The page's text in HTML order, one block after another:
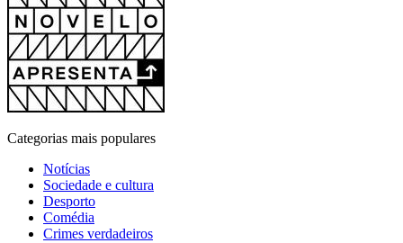
Categorias mais populares
Notícias
Sociedade e cultura
Desporto
Comédia
Crimes verdadeiros